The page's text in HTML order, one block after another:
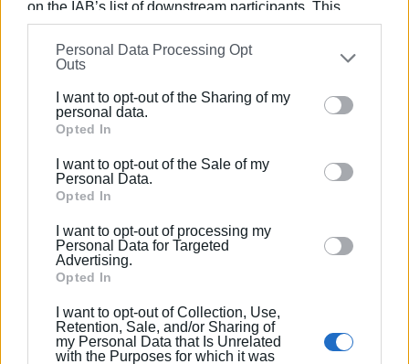
on the IAB’s list of downstream participants. This
information may also be disclosed by us to third parties
on theIAB’s List of Downstream Participants
that may
further disclose it to other third parties.
Please note that this website/app uses one or more
Google services and may gather and store information
behaviour. You may click to grant or deny consent to
Google and its third-party tags to use your data for
section.
Personal Data Processing Opt
Outs
I want to opt-out of the Sharing of my
personal data.
Opted In
I want to opt-out of the Sale of my
Personal Data.
Opted In
I want to opt-out of processing my
Personal Data for Targeted
Advertising.
Opted In
I want to opt-out of Collection, Use,
Retention, Sale, and/or Sharing of
my Personal Data that Is Unrelated
with the Purposes for which it was
Εμφανίσεις: 111
ΣΠΥΡΟΣ ΠΙΚΟΥΛΑΣ
Πτυχιούχος Οικονομικών του Πανεπιστημίου
«Αθλητική Πορεία της Κέρκυρας», ενώ από τις
αρχές του ΄92 και για 25 χρόνια στο «Κερκυραϊκό
Βήμα». Από το 1994 εκδότης - διευθυντής στα